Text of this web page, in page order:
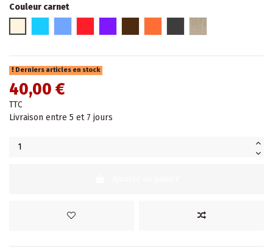
Couleur carnet
Derniers articles en stock
40,00 €
TTC
Livraison entre 5 et 7 jours